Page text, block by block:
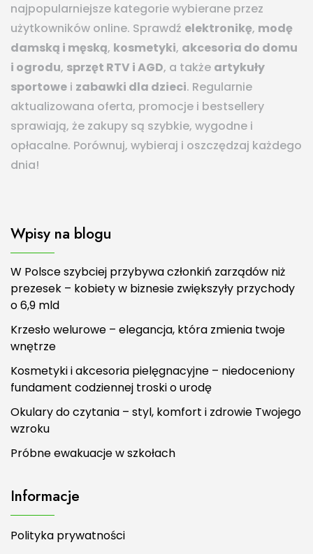
najpopularniejsze kategorie wybierane przez
użytkowników online. Sprawdź elektronikę, modę
damską i męską, kosmetyki, akcesoria do domu
i ogrodu, sprzęt RTV i AGD, a także artykuły
sportowe i zabawki dla dzieci. Regularnie
aktualizowana oferta, promocje i bestsellery
sprawiają, że zakupy są szybkie, wygodne i
opłacalne. Porównuj, wybieraj i oszczędzaj każdego
dnia!
Wpisy na blogu
W Polsce szybciej przybywa członkiń zarządów niż
prezesek – kobiety w biznesie zwiększyły przychody
o 6,9 mld
Krzesło welurowe – elegancja, która zmienia twoje
wnętrze
Kosmetyki i akcesoria pielęgnacyjne – niedoceniony
fundament codziennej troski o urodę
Okulary do czytania – styl, komfort i zdrowie Twojego
wzroku
Próbne ewakuacje w szkołach
Informacje
Polityka prywatności